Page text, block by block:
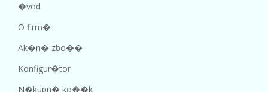
�vod
O firm�
Ak�n� zbo��
Konfigur�tor